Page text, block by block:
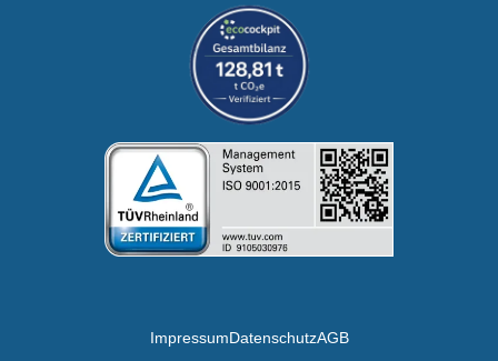
ImpressumDatenschutzAGB